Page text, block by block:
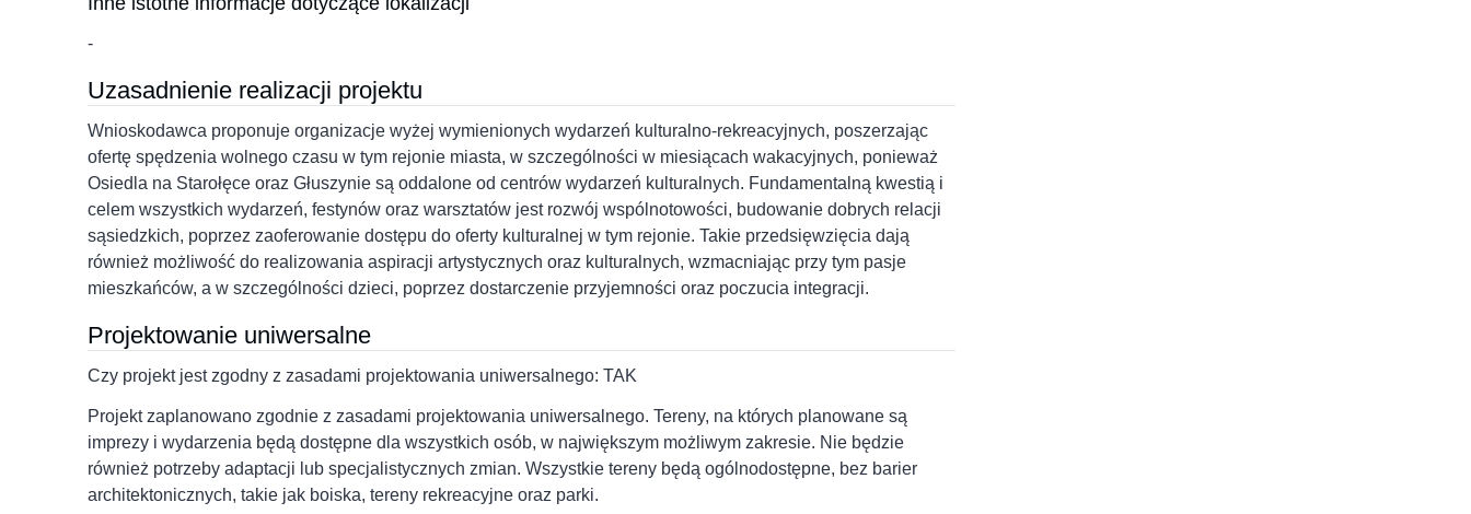
-
Uzasadnienie realizacji projektu
Wnioskodawca proponuje organizacje wyżej wymienionych wydarzeń kulturalno-rekreacyjnych, poszerzając
ofertę spędzenia wolnego czasu w tym rejonie miasta, w szczególności w miesiącach wakacyjnych, ponieważ
Osiedla na Starołęce oraz Głuszynie są oddalone od centrów wydarzeń kulturalnych. Fundamentalną kwestią i
celem wszystkich wydarzeń, festynów oraz warsztatów jest rozwój wspólnotowości, budowanie dobrych relacji
sąsiedzkich, poprzez zaoferowanie dostępu do oferty kulturalnej w tym rejonie. Takie przedsięwzięcia dają
również możliwość do realizowania aspiracji artystycznych oraz kulturalnych, wzmacniając przy tym pasje
mieszkańców, a w szczególności dzieci, poprzez dostarczenie przyjemności oraz poczucia integracji.
Projektowanie uniwersalne
Czy projekt jest zgodny z zasadami projektowania uniwersalnego: TAK
Projekt zaplanowano zgodnie z zasadami projektowania uniwersalnego. Tereny, na których planowane są
imprezy i wydarzenia będą dostępne dla wszystkich osób, w największym możliwym zakresie. Nie będzie
również potrzeby adaptacji lub specjalistycznych zmian. Wszystkie tereny będą ogólnodostępne, bez barier
architektonicznych, takie jak boiska, tereny rekreacyjne oraz parki.